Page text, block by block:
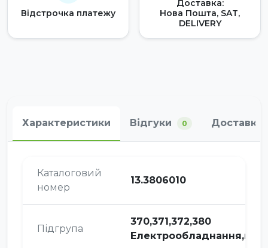
Відстрочка платежу
Доставка:
Нова Пошта, SAT,
DELIVERY
Характеристики Відгуки 0 Доставка
Каталоговий
номер
13.3806010
Підгрупа
370,371,372,380